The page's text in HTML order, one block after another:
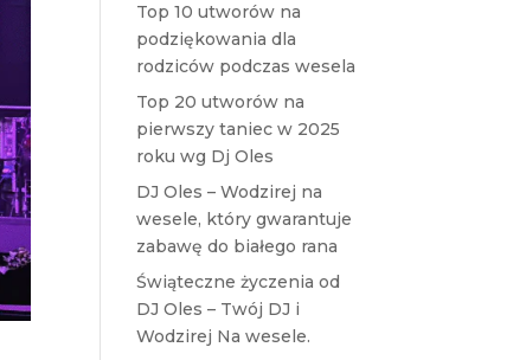
Top 10 utworów na
podziękowania dla
rodziców podczas wesela
Top 20 utworów na
pierwszy taniec w 2025
roku wg Dj Oles
DJ Oles – Wodzirej na
wesele, który gwarantuje
zabawę do białego rana
Świąteczne życzenia od
DJ Oles – Twój DJ i
Wodzirej Na wesele.